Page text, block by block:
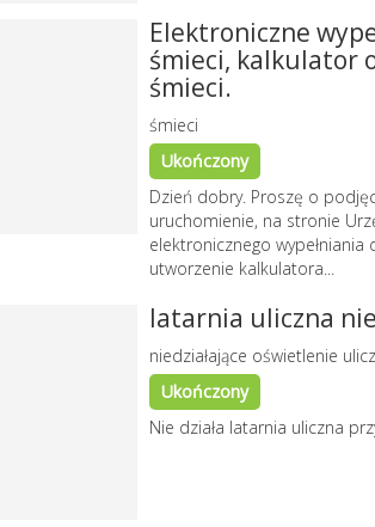
Elektroniczne
śmieci, kalkulator
śmieci.
śmieci
Ukończony
Dzień dobry. Proszę o
uruchomienie, na stronie
elektronicznego
utworzenie kalkulatora...
latarnia uliczna
niedziałające oświetlenie
Ukończony
Nie działa latarnia uliczna